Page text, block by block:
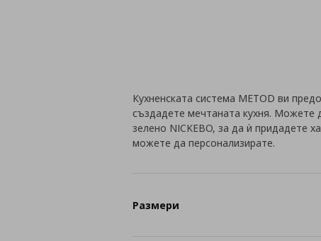
Кухненската система METOD ви
създадете мечтаната кухня. Можете
зелено NICKEBO, за да ѝ придадете
можете да персонализирате.
Размери